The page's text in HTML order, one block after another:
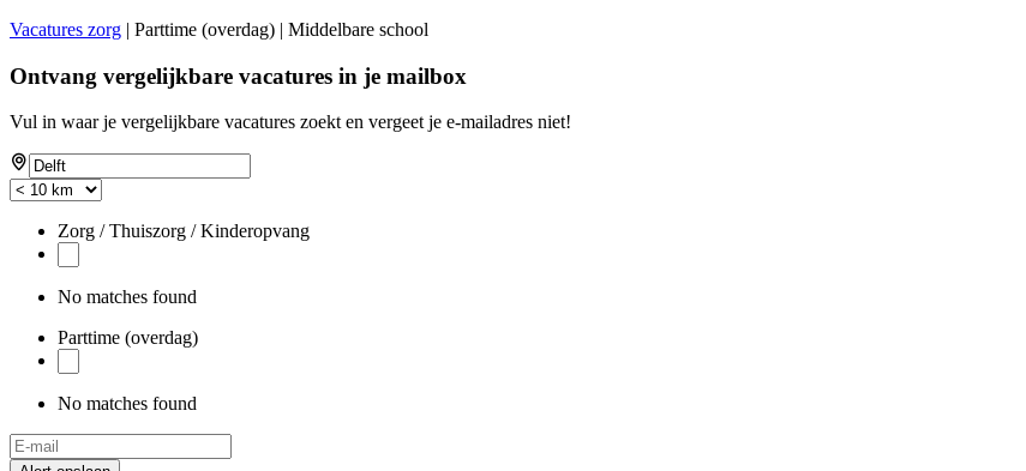
Vacatures zorg | Parttime (overdag) | Middelbare school
Ontvang vergelijkbare vacatures in je mailbox
Vul in waar je vergelijkbare vacatures zoekt en vergeet je e-mailadres niet!
Zorg / Thuiszorg / Kinderopvang
No matches found
Parttime (overdag)
No matches found